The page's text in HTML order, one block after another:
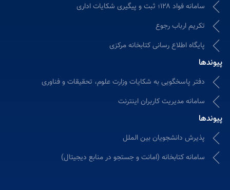
سامانه فواد ۱۲۸؛ ثبت و پیگیری شکایات اداری
تکریم ارباب رجوع
پایگاه اطلاع رسانی کتابخانه مرکزی
پیوندها
دفتر پاسخگویی به شکایات وزارت علوم، تحقیقات و فناوری
سامانه مدیریت کاربران اینترنت
پیوندها
پذیرش دانشجویان بین الملل
سامانه كتابخانه (امانت و جستجو در منابع دیجیتال)